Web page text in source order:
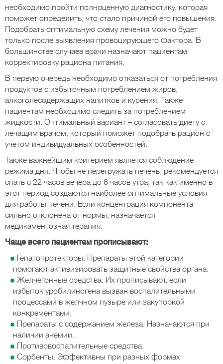
необходимо пройти полноценную диагностику, которая
поможет определить, что стало причиной его повышения.
Подобрать оптимальную схему лечения можно будет
только после выявления провоцирующего фактора. В
большинстве случаев врачи назначают пациентам
корректировку рациона питания.
В первую очередь необходимо отказаться от потребления
продуктов с избыточным потреблением жиров,
алкоголесодержащих напитков и курения. Также
пациентам необходимо следить за потреблением
жидкости. Оптимальный вариант – согласовать диету с
лечащим врачом, который поможет подобрать рацион с
учетом индивидуальных особенностей.
Также важнейшим критерием является соблюдение
режима дня. Чтобы не перегружать печень, рекомендуется
спать с 22 часов вечера до 6 часов утра, так как именно в
этот период создаются наиболее оптимальные условия
для работы печени. Если концентрация компонента
сильно отклонена от нормы, назначается
медикаментозная терапия.
Чаще всего пациентам прописывают:
Гепатопротекторы. Препараты этой категории
помогают активизировать защитные свойства органа.
Желчегонные средства. Их прописывают, если
избыток уробилиногена вызван воспалительными
процессами в желчном пузыре или закупоркой
конкрементами.
Препараты с содержанием железа. Назначаются при
наличии анемии.
Противовоспалительные средства.
Сорбенты. Эффективны при разных формах